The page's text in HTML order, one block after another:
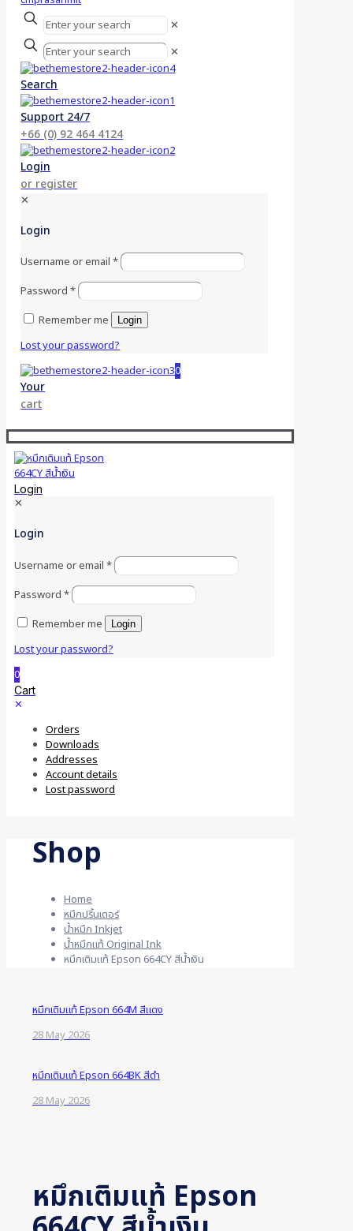
✕
✕
Search
Support 24/7
+66 (0) 92 464 4124
Login
or register
✕
Login
Username or email*
Password*
Remember me
Login
Lost your password?
0
Your
cart
Login
✕
Login
Username or email *
Password *
Remember me
Login
Lost your password?
0
Cart
✕
Orders
Downloads
Addresses
Account details
Lost password
Shop
Home
หมึกปริ้นเตอร์
น้ำหมึก Inkjet
น้ำหมึกแท้ Original Ink
หมึกเติมแท้ Epson 664CY สีน้ำเงิน
หมึกเติมแท้ Epson 664M สีแดง
28 May 2026
หมึกเติมแท้ Epson 664BK สีดำ
28 May 2026
หมึกเติมแท้ Epson